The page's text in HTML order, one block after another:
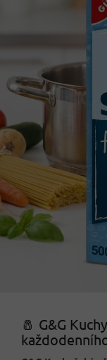
🧂 G&G